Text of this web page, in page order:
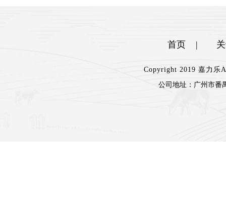
首页 |
Copyright 2019 嘉力
公司地址： 广州市番